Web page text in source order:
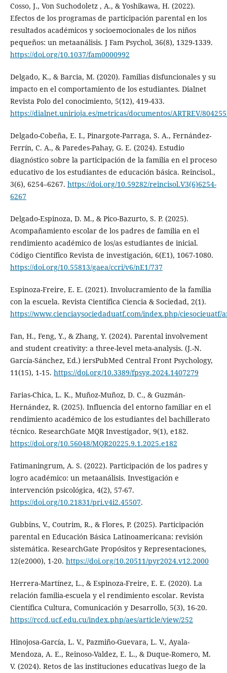
Cosso, J., Von Suchodoletz , A., & Yoshikawa, H. (2022).
Efectos de los programas de participación parental en los
resultados académicos y socioemocionales de los niños
pequeños: un metaanálisis. J Fam Psychol, 36(8), 1329-1339.
https://doi.org/10.1037/fam0000992
Delgado, K., & Barcia, M. (2020). Familias disfuncionales y su
impacto en el comportamiento de los estudiantes. Dialnet
Revista Polo del conocimiento, 5(12), 419-433.
https://dialnet.unirioja.es/metricas/documentos/ARTREV/
Delgado-Cobeña, E. I., Pinargote-Parraga, S. A., Fernández-
Ferrín, C. A., & Paredes-Pahay, G. E. (2024). Estudio
diagnóstico sobre la participación de la familia en el proceso
educativo de los estudiantes de educación básica. Reincisol.,
3(6), 6254–6267. https://doi.org/10.59282/reincisol.V3(6)6254-
6267
Delgado-Espinoza, D. M., & Pico-Bazurto, S. P. (2025).
Acompañamiento escolar de los padres de familia en el
rendimiento académico de los/as estudiantes de inicial.
Código Científico Revista de investigación, 6(E1), 1067-1080.
https://doi.org/10.55813/gaea/ccri/v6/nE1/737
Espinoza-Freire, E. E. (2021). Involucramiento de la familia
con la escuela. Revista Científica Ciencia & Sociedad, 2(1).
https://www.cienciaysociedaduatf.com/index.php/ciesocieuatf/
Fan, H., Feng, Y., & Zhang, Y. (2024). Parental involvement
and student creativity: a three-level meta-analysis. (J.-N.
García-Sánchez, Ed.) iersPubMed Central Front Psychology,
11(15), 1-15. https://doi.org/10.3389/fpsyg.2024.1407279
Farias-Chica, L. K., Muñoz-Muñoz, D. C., & Guzmán-
Hernández, R. (2025). Influencia del entorno familiar en el
rendimiento académico de los estudiantes del bachillerato
técnico. ResearchGate MQR Investigador, 9(1), e182.
https://doi.org/10.56048/MQR20225.9.1.2025.e182
Fatimaningrum, A. S. (2022). Participación de los padres y
logro académico: un metaanálisis. Investigación e
intervención psicológica, 4(2), 57-67.
https://doi.org/10.21831/pri.v4i2.45507.
Gubbins, V., Coutrim, R., & Flores, P. (2025). Participación
parental en Educación Básica Latinoamericana: revisión
sistemática. ResearchGate Propósitos y Representaciones,
12(e2000), 1-20. https://doi.org/10.20511/pyr2024.v12.2000
Herrera-Martínez, L., & Espinoza-Freire, E. E. (2020). La
relación familia-escuela y el rendimiento escolar. Revista
Científica Cultura, Comunicación y Desarrollo, 5(3), 16-20.
https://rccd.ucf.edu.cu/index.php/aes/article/view/252
Hinojosa-García, L. V., Pazmiño-Guevara, L. V., Ayala-
Mendoza, A. E., Reinoso-Valdez, E. L., & Duque-Romero, M.
V. (2024). Retos de las instituciones educativas luego de la